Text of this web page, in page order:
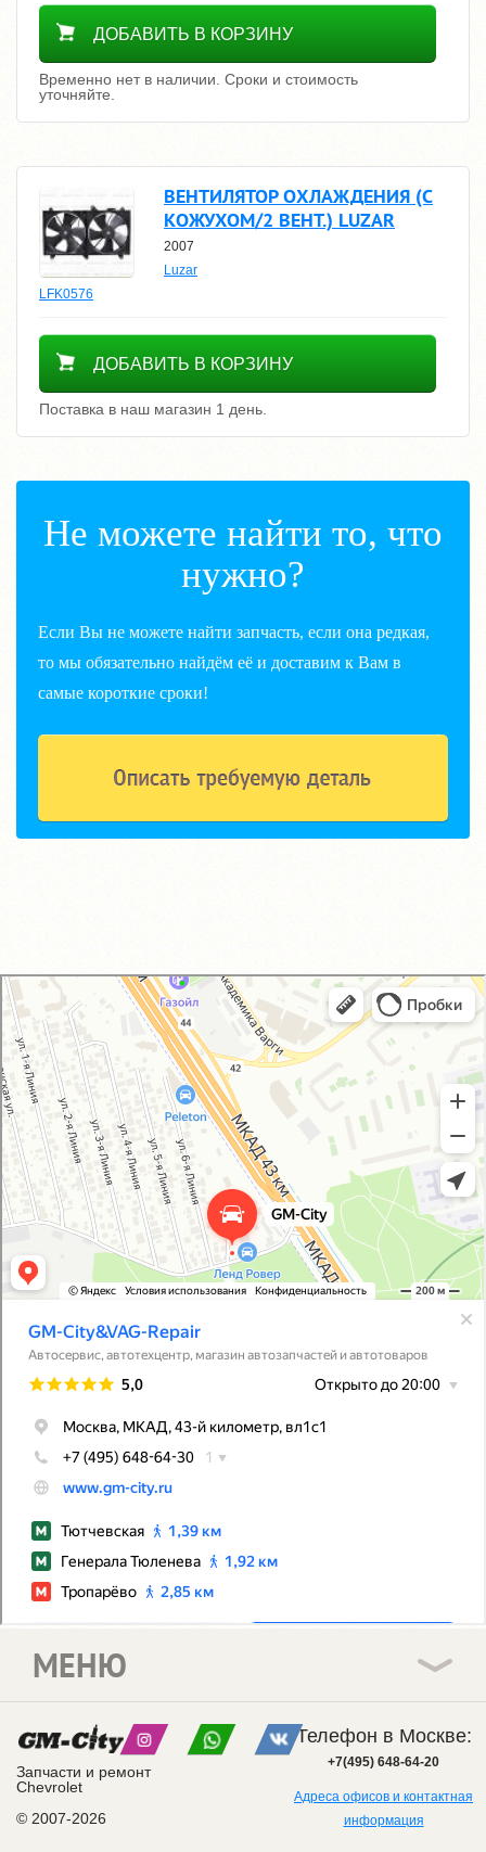
Уточнить цену
ДОБАВИТЬ В КОРЗИНУ
Временно нет в наличии. Сроки и стоимость
уточняйте.
ВЕНТИЛЯТОР ОХЛАЖДЕНИЯ (С
КОЖУХОМ/2 ВЕНТ.) LUZAR
2007
Luzar
LFK0576
8700
ДОБАВИТЬ В КОРЗИНУ
Поставка в наш магазин 1 день.
Не можете найти то, что
нужно?
Если Вы не можете найти запчасть, если она редкая,
то мы обязательно найдём её и доставим к Вам в
самые короткие сроки!
GM-City&VAG-Repair
Автосервис, автотехцентр в Москве
Магазин автозапчастей и автотоваров в Москве
Запчасти и ремонт
Chevrolet
© 2007-2026
МЕНЮ
Телефон в Москве:
+7(495) 648-64-20
Адреса офисов и контактная
информация